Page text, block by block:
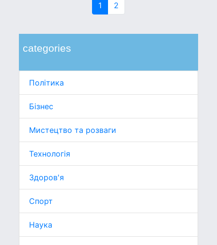
categories
Політика
Бізнес
Мистецтво та розваги
Технологія
Здоров'я
Спорт
Наука
1 2